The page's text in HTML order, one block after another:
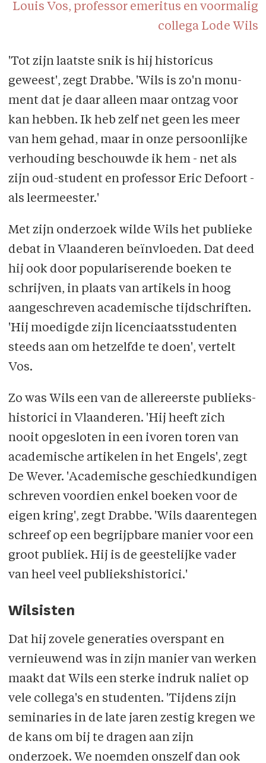
Louis Vos, professor emeritus en voormalig
collega Lode Wils
'Tot zijn laatste snik is hij historicus
geweest', zegt Drabbe. 'Wils is zo'n monu­
ment dat je daar alleen maar ontzag voor
kan hebben. Ik heb zelf net geen les meer
van hem gehad, maar in onze persoonlijke
verhouding beschouwde ik hem - net als
zijn oud-student en professor Eric Defoort -
als leermeester.'
Met zijn onderzoek wilde Wils het publieke
debat in Vlaanderen beïnvloeden. Dat deed
hij ook door populariserende boeken te
schrijven, in plaats van artikels in hoog
aangeschreven academische tijdschriften.
'Hij moedigde zijn licenciaatsstudenten
steeds aan om hetzelfde te doen', vertelt
Vos.
Zo was Wils een van de allereerste publieks­
historici in Vlaanderen. 'Hij heeft zich
nooit opgesloten in een ivoren toren van
aca­demische artikelen in het Engels', zegt
De Wever. 'Academische geschiedkundigen
schreven voordien enkel boeken voor de
eigen kring', zegt Drabbe. 'Wils daarentegen
schreef op een begrijpbare manier voor een
groot publiek. Hij is de geestelijke vader
van heel veel publiekshistorici.'
Wilsisten
Dat hij zovele generaties overspant en
vernieuwend was in zijn manier van werken
maakt dat Wils een sterke indruk naliet op
vele collega's en studenten. 'Tijdens zijn
seminaries in de late jaren zestig kregen we
de kans om bij te dragen aan zijn
onderzoek. We noemden onszelf dan ook